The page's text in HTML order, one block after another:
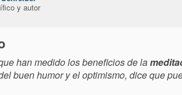
y autor
han medido los beneficios de la
buen humor y el optimismo, dice que